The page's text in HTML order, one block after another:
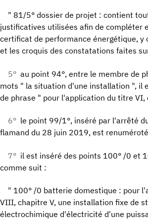
" 81/5° dossier de projet : contient
justificatives utilisées afin de compléter
certificat de performance énergétique, y
et les croquis des constatations faites
5° au point 94°, entre le membre de
mots " la situation d'une installation ", il
de phrase " pour l'application du titre
6° le point 99/1°, inséré par l'arrêté
flamand du 28 juin 2019, est
7° il est inséré des points 100° /0 et
comme suit :
" 100° /0 batterie domestique : pour
VIII, chapitre V, une installation fixe de
électrochimique d'électricité d'une